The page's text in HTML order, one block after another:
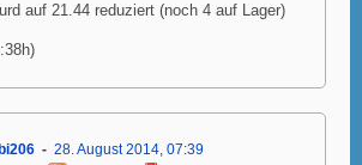
auf 21.44 reduziert (noch 4 auf Lager)
28. August 2014, 07:39